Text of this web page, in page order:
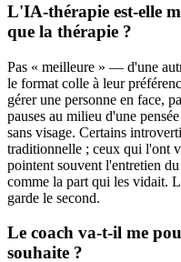
L'IA-thérapie est-elle
que la thérapie ?
Pas « meilleure » — d'une
le format colle à leur
gérer une personne en face,
pauses au milieu d'une
sans visage. Certains
traditionnelle ; ceux qui l'ont
pointent souvent l'entretien
comme la part qui les vidait.
garde le second.
Le coach va-t-il me
souhaite ?